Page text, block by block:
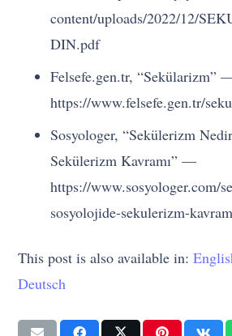
content/uploads/2022/12/
DIN.pdf
Felsefe.gen.tr, “Sekülarizm”
https://www.felsefe.gen.tr/
Sosyologer, “Sekülerizm
Sekülerizm Kavramı” —
https://www.sosyologer.com/
sosyolojide-sekulerizm-
This post is also available in:
Deutsch